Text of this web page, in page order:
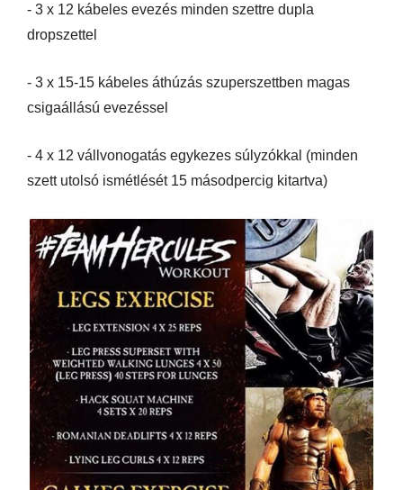
- 3 x 12 kábeles evezés minden szettre dupla
dropszettel
- 3 x 15-15 kábeles áthúzás szuperszettben magas
csigaállású evezéssel
- 4 x 12 vállvonogatás egykezes súlyzókkal (minden
szett utolsó ismétlését 15 másodpercig kitartva)